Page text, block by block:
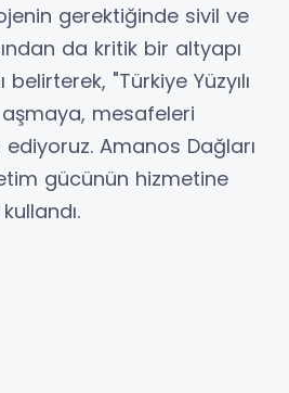
gerektiğinde sivil ve
da kritik bir altyapı
belirterek, "Türkiye Yüzyılı
mesafeleri
Amanos Dağları
gücünün hizmetine